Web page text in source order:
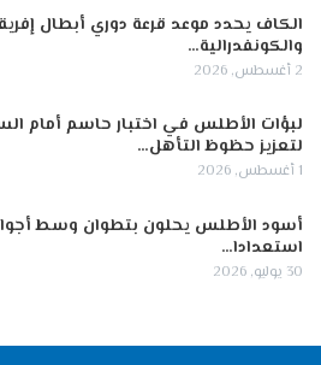
الكاف يحدد موعد قرعة دوري أبطال
والكونفدرالية…
2 أغسطس, 2026
لبؤات الأطلس في اختبار حاسم أمام
لتعزيز حظوظ التأهل…
1 أغسطس, 2026
أسود الأطلس يحلون بتطوان وسط
استعدادا…
30 يوليو, 2026